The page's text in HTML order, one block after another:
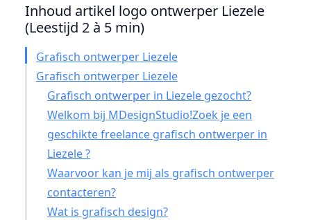
Inhoud artikel logo ontwerper Liezele
(Leestijd 2 à 5 min)
Grafisch ontwerper Liezele
Grafisch ontwerper Liezele
Grafisch ontwerper in Liezele gezocht?
Welkom bij MDesignStudio!Zoek je een
geschikte freelance grafisch ontwerper in
Liezele ?
Waarvoor kan je mij als grafisch ontwerper
contacteren?
Wat is grafisch design?